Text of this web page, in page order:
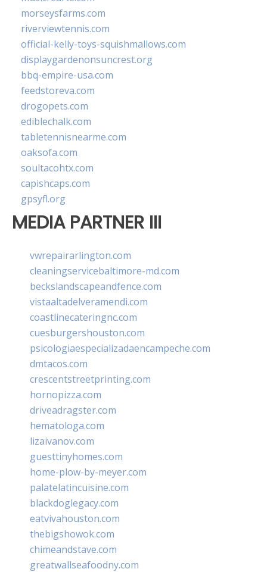
morseysfarms.com
riverviewtennis.com
official-kelly-toys-squishmallows.com
displaygardenonsuncrest.org
bbq-empire-usa.com
feedstoreva.com
drogopets.com
ediblechalk.com
tabletennisnearme.com
oaksofa.com
soultacohtx.com
capishcaps.com
gpsyfl.org
MEDIA PARTNER III
vwrepairarlington.com
cleaningservicebaltimore-md.com
beckslandscapeandfence.com
vistaaltadelveramendi.com
coastlinecateringnc.com
cuesburgershouston.com
psicologiaespecializadaencampeche.com
dmtacos.com
crescentstreetprinting.com
hornopizza.com
driveadragster.com
hematologa.com
lizaivanov.com
guesttinyhomes.com
home-plow-by-meyer.com
palatelatincuisine.com
blackdoglegacy.com
eatvivahouston.com
thebigshowok.com
chimeandstave.com
greatwallseafoodny.com